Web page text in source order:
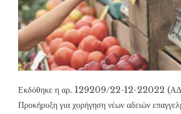
Εκδόθηκε η αρ. 129209/22-12-22022
Προκήρυξη για χορήγηση νέων αδειών